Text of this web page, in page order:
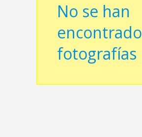
No se han
encontrado
fotografías